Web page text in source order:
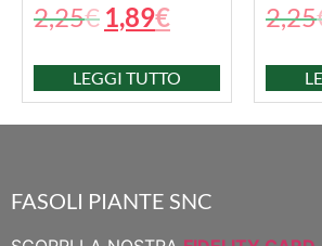
2,25€ 1,89€
LEGGI TUTTO
2,25
FASOLI PIANTE SNC